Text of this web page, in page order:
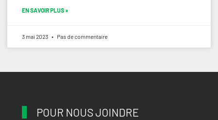
EN SAVOIR PLUS »
3 mai 2023 Pas de commentaire
POUR NOUS JOINDRE